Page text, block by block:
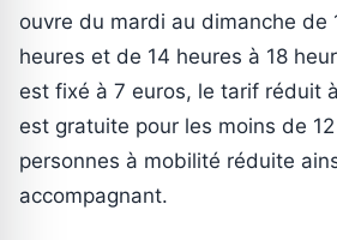
ouvre du mardi au dimanche de
heures et de 14 heures à 18
est fixé à 7 euros, le tarif réduit
est gratuite pour les moins de
personnes à mobilité réduite
accompagnant.